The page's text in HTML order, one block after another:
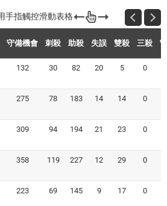
守備機會 刺殺 助殺 失誤 雙殺 三殺
132 30 82 20 5 0
275 78 183 14 14 0
309 94 194 21 23 0
358 119 227 12 29 0
223 69 145 9 17 0